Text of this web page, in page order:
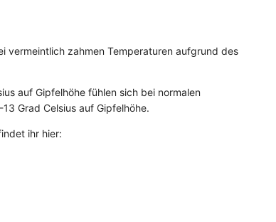
vermeintlich zahmen Temperaturen aufgrund des
auf Gipfelhöhe fühlen sich bei normalen
Grad Celsius auf Gipfelhöhe.
ihr hier: